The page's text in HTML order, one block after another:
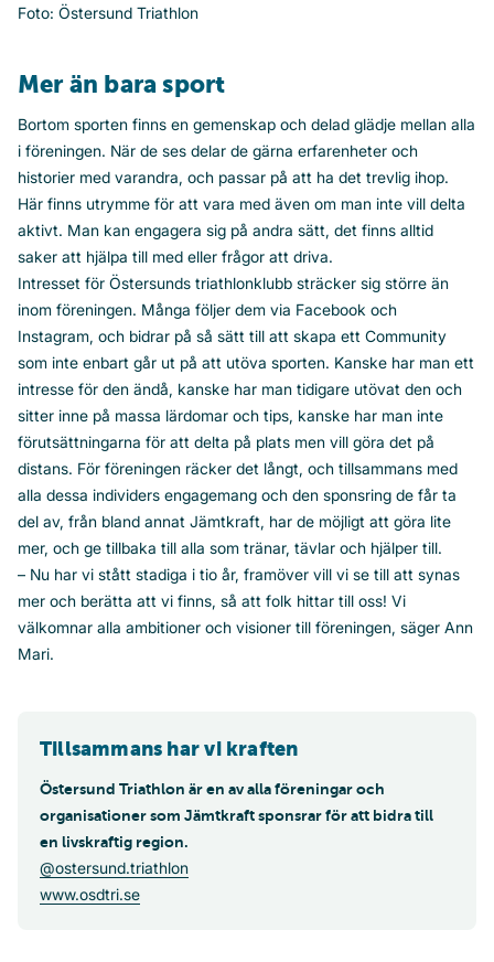
Foto: Östersund Triathlon
Mer än bara sport
Bortom sporten finns en gemenskap och delad glädje mellan alla
i föreningen. När de ses delar de gärna erfarenheter och
historier med varandra, och passar på att ha det trevlig ihop.
Här finns utrymme för att vara med även om man inte vill delta
aktivt. Man kan engagera sig på andra sätt, det finns alltid
saker att hjälpa till med eller frågor att driva.
Intresset för Östersunds triathlonklubb sträcker sig större än
inom föreningen. Många följer dem via Facebook och
Instagram, och bidrar på så sätt till att skapa ett Community
som inte enbart går ut på att utöva sporten. Kanske har man ett
intresse för den ändå, kanske har man tidigare utövat den och
sitter inne på massa lärdomar och tips, kanske har man inte
förutsättningarna för att delta på plats men vill göra det på
distans. För föreningen räcker det långt, och tillsammans med
alla dessa individers engagemang och den sponsring de får ta
del av, från bland annat Jämtkraft, har de möjligt att göra lite
mer, och ge tillbaka till alla som tränar, tävlar och hjälper till.
– Nu har vi stått stadiga i tio år, framöver vill vi se till att synas
mer och berätta att vi finns, så att folk hittar till oss! Vi
välkomnar alla ambitioner och visioner till föreningen, säger Ann
Mari.
Tillsammans har vi kraften
Östersund Triathlon är en av alla föreningar och
organisationer som Jämtkraft sponsrar för att bidra till
en livskraftig region.
@ostersund.triathlon
www.osdtri.se